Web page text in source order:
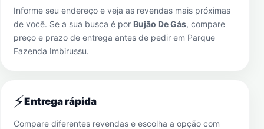
Informe seu endereço e veja as revendas mais próximas
de você. Se a sua busca é por Bujão De Gás, compare
preço e prazo de entrega antes de pedir em Parque
Fazenda Imbirussu.
⚡Entrega rápida
Compare diferentes revendas e escolha a opção com